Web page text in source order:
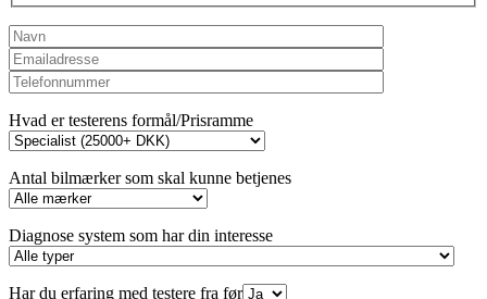
Hvad er testerens formål/Prisramme
Antal bilmærker som skal kunne betjenes
Diagnose system som har din interesse
Har du erfaring med testere fra før